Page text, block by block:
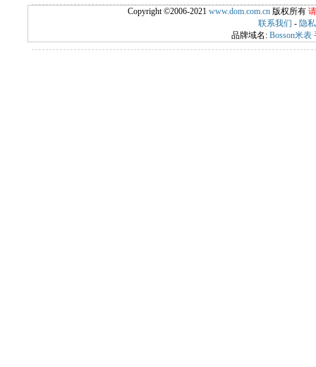
Copyright ©2006-2021 www.dom.com.cn版权所有
联系我们 - 隐
品牌域名: Bosson米表